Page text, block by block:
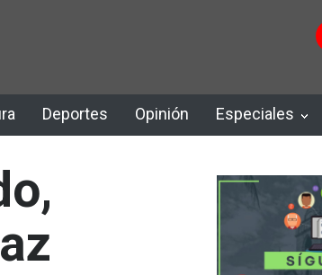
Deportes Opinión Especiales